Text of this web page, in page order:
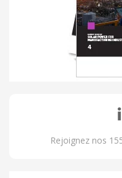
Rejoignez nos